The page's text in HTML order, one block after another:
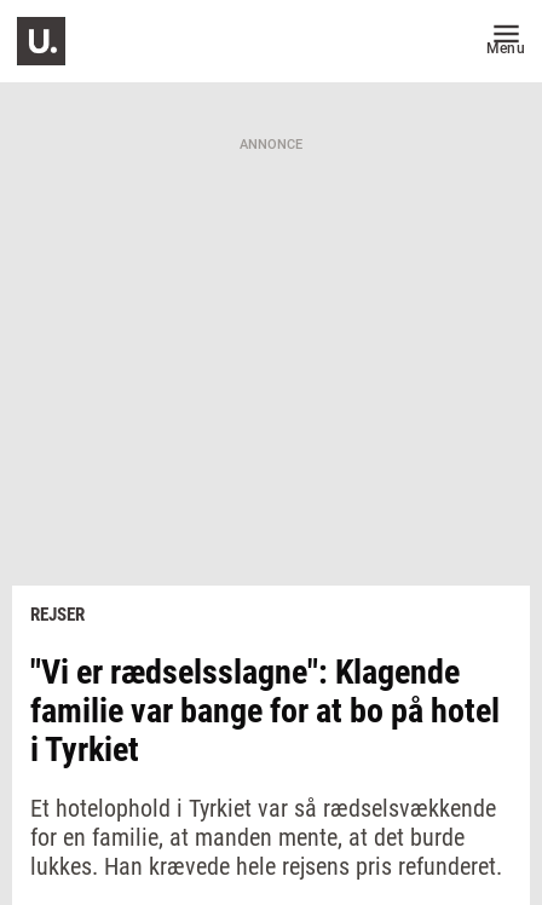
Menu
ANNONCE
REJSER
"Vi er rædselsslagne": Klagende
familie var bange for at bo på hotel
i Tyrkiet
Et hotelophold i Tyrkiet var så rædselsvækkende
for en familie, at manden mente, at det burde
lukkes. Han krævede hele rejsens pris refunderet.